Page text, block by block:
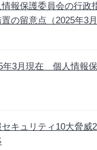
報保護委員会の行政
の留意点（2025年3月
年3月現在 個人情報
キュリティ10大脅威